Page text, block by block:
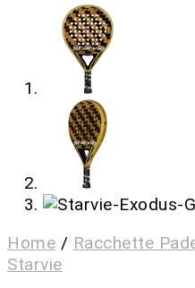
Home / Racchette
Starvie